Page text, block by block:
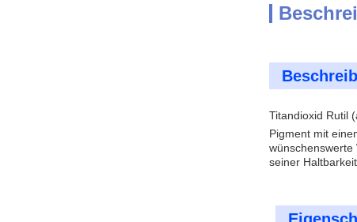
Titandioxid Rutil
Pigment mit
wünschenswerte
seiner